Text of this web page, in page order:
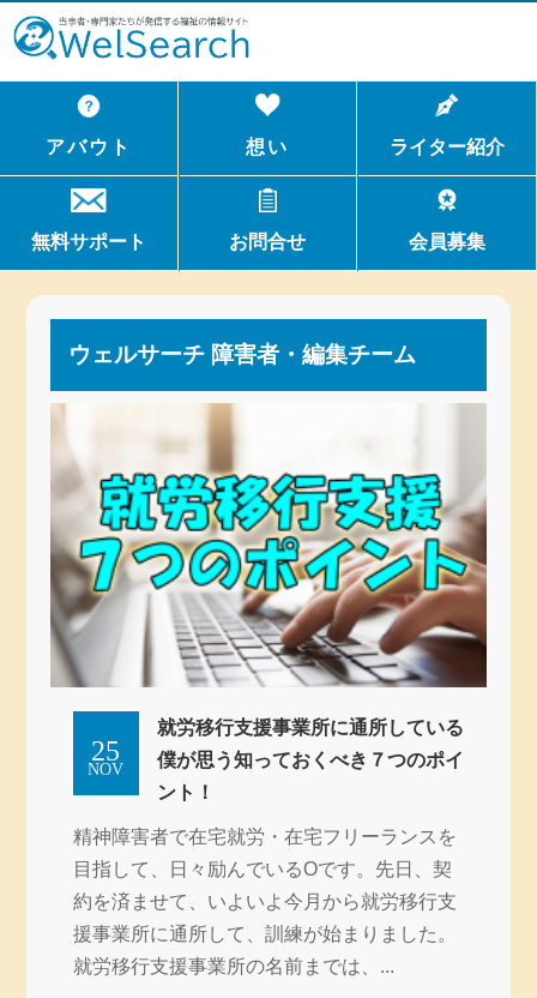
WelSerch
アバウト 想い ライター紹介
無料サポート お問合せ 会員募集
ウェルサーチ 障害者・編集チーム
NOV
25
就労移行支援事業所に通所している
僕が思う知っておくべき７つのポイ
ント！
精神障害者で在宅就労・在宅フリーランスを
目指して、日々励んでいるOです。先日、契
約を済ませて、いよいよ今月から就労移行支
援事業所に通所して、訓練が始まりました。
就労移行支援事業所の名前までは、...